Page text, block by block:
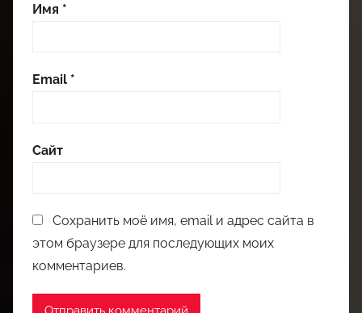
Имя *
Email *
Сайт
Сохранить моё имя, email и адрес сайта в
этом браузере для последующих моих
комментариев.